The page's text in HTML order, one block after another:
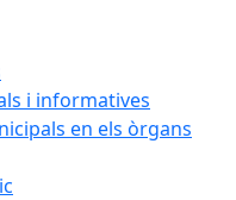
i informatives
en els òrgans